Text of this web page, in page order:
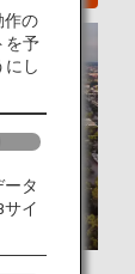
作の
を予
にし
タ
イ